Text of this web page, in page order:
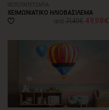
ΦΩΤΟΤΑΠΕΤΣΑΡΙA
ΧΕΙΜΩΝΙΑΤΙΚΟ ΗΛΙΟΒΑΣΙΛΕΜΑ
από71,40€ 49,98€